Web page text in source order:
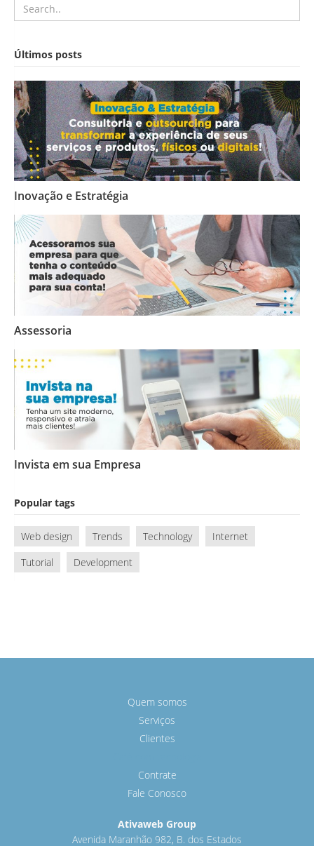
Últimos posts
Inovação e Estratégia
Assessoria
Invista em sua Empresa
Popular tags
Web design Trends Technology
Internet
Tutorial
Development
Quem somos
Serviços
Clientes
Contrate
Fale Conosco
Ativaweb Group
Avenida Maranhão 982, B. dos Estados